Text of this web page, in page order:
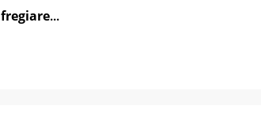
fregiare...